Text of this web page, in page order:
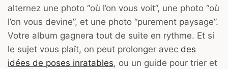
alternez une photo “où l’on vous voit”, une photo “où
l’on vous devine”, et une photo “purement paysage”.
Votre album gagnera tout de suite en rythme. Et si
le sujet vous plaît, on peut prolonger avec des
idées de poses inratables, ou un guide pour trier et